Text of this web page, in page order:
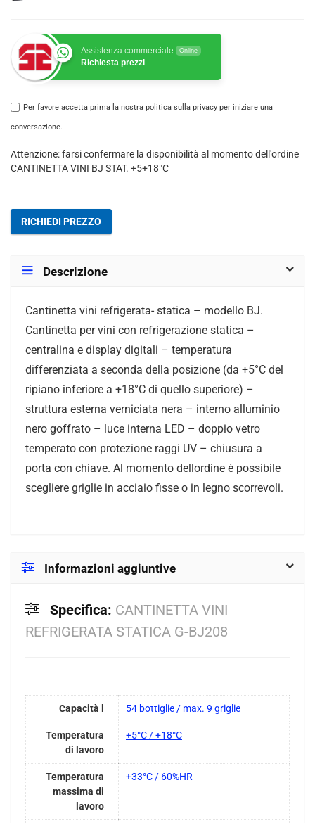
Assistenza commerciale Online
Richiesta prezzi
Per favore accetta prima la nostra politica sulla privacy per iniziare una
conversazione.
Attenzione: farsi confermare la disponibilità al momento dell'ordine
CANTINETTA VINI BJ STAT. +5+18°C
RICHIEDI PREZZO
Descrizione
Cantinetta vini refrigerata- statica – modello BJ.
Cantinetta per vini con refrigerazione statica –
centralina e display digitali – temperatura
differenziata a seconda della posizione (da +5°C del
ripiano inferiore a +18°C di quello superiore) –
struttura esterna verniciata nera – interno alluminio
nero goffrato – luce interna LED – doppio vetro
temperato con protezione raggi UV – chiusura a
porta con chiave. Al momento dellordine è possibile
scegliere griglie in acciaio fisse o in legno scorrevoli.
Informazioni aggiuntive
Specifica: CANTINETTA VINI
REFRIGERATA STATICA G-BJ208
Capacità l 54 bottiglie / max. 9 griglie
Temperatura
di lavoro
+5°C / +18°C
Temperatura
massima di
lavoro
+33°C / 60%HR